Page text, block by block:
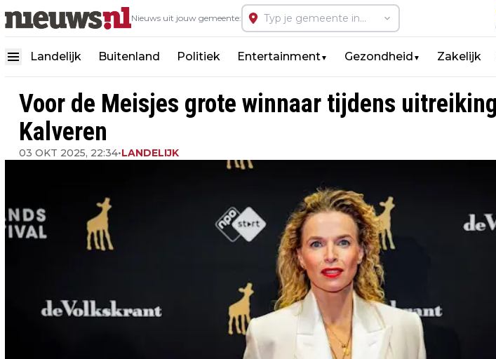
Nieuws uit jouw gemeente:
Landelijk Buitenland Politiek Entertainment▼ Gezondheid ▼ Zakelijk
Voor de Meisjes grote winnaar tijdens
Kalveren
03 OKT 2025, 22:34•LANDELIJK